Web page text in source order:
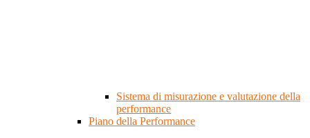
Sistema di misurazione e valutazione della
performance
Piano della Performance